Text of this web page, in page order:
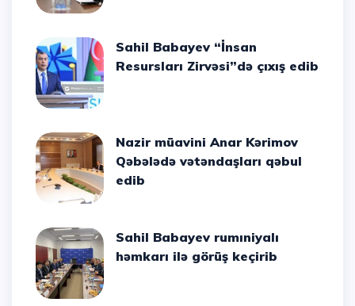
Sahil Babayev “İnsan
Resursları Zirvəsi”də çıxış edib
Nazir müavini Anar Kərimov
Qəbələdə vətəndaşları qəbul
edib
Sahil Babayev rumıniyalı
həmkarı ilə görüş keçirib